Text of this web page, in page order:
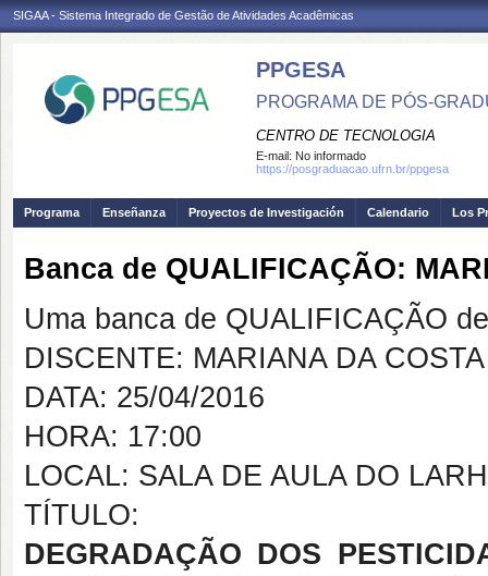
SIGAA - Sistema Integrado de Gestão de Atividades Acadêmicas
PPGESA
PROGRAMA DE PÓS-
CENTRO DE TECNOLOGIA
E-mail: No informado
https://posgraduacao.ufrn.br/ppgesa
Programa Enseñanza Proyectos de Investigación Calendario Los
Banca de QUALIFICAÇÃO:
Uma banca de QUALIFICAÇÃO
DISCENTE: MARIANA DA
DATA: 25/04/2016
HORA: 17:00
LOCAL: SALA DE AULA DO
TÍTULO:
DEGRADAÇÃO DOS